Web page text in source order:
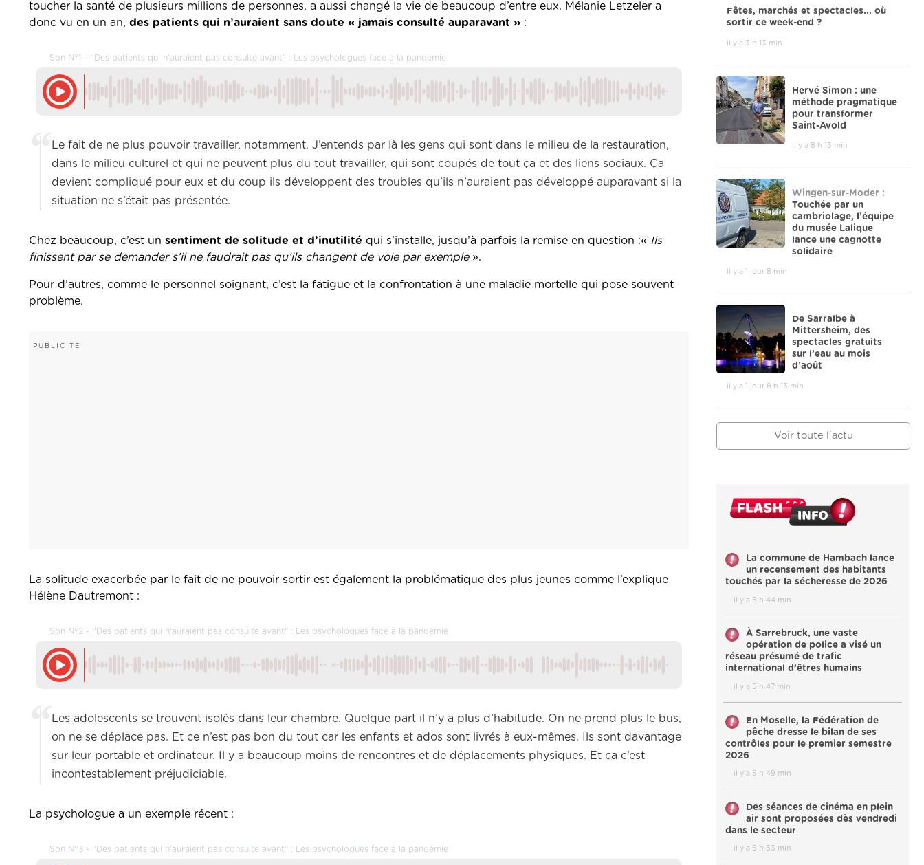
toucher la santé de plusieurs millions de personnes, a aussi changé la vie de beaucoup d’entre eux. Mélanie Letzeler a
donc vu en un an, des patients qui n’auraient sans doute « jamais consulté auparavant » :
Son N°1 - ''Des patients qui n'auraient pas consulté avant" : Les psychologues face à la pandémie
Le fait de ne plus pouvoir travailler, notamment. J’entends par là les gens qui sont dans le milieu de la restauration,
dans le milieu culturel et qui ne peuvent plus du tout travailler, qui sont coupés de tout ça et des liens sociaux. Ça
devient compliqué pour eux et du coup ils développent des troubles qu’ils n’auraient pas développé auparavant si la
situation ne s’était pas présentée.
Chez beaucoup, c’est un sentiment de solitude et d’inutilité qui s’installe, jusqu’à parfois la remise en question :« Ils
finissent par se demander s’il ne faudrait pas qu’ils changent de voie par exemple».
Pour d’autres, comme le personnel soignant, c’est la fatigue et la confrontation à une maladie mortelle qui pose souvent
problème.
La solitude exacerbée par le fait de ne pouvoir sortir est également la problématique des plus jeunes comme l’explique
Hélène Dautremont :
Son N°2 - ''Des patients qui n'auraient pas consulté avant" : Les psychologues face à la pandémie
Les adolescents se trouvent isolés dans leur chambre. Quelque part il n’y a plus d’habitude. On ne prend plus le bus,
on ne se déplace pas. Et ce n’est pas bon du tout car les enfants et ados sont livrés à eux-mêmes. Ils sont davantage
sur leur portable et ordinateur. Il y a beaucoup moins de rencontres et de déplacements physiques. Et ça c’est
incontestablement préjudiciable.
La psychologue a un exemple récent :
Son N°3 - ''Des patients qui n'auraient pas consulté avant" : Les psychologues face à la pandémie
Fêtes, marchés et spectacles... où
sortir ce week-end ?
il y a 3 h 13 min
Hervé Simon : une
méthode pragmatique
pour transformer
Saint-Avold
il y a 8 h 13 min
Wingen-sur-Moder :
Touchée par un
cambriolage, l’équipe
du musée Lalique
lance une cagnotte
solidaire
il y a 1 jour 8 min
De Sarralbe à
Mittersheim, des
spectacles gratuits
sur l’eau au mois
d’août
il y a 1 jour 8 h 13 min
Voir toute l'actu
La commune de Hambach lance
un recensement des habitants
touchés par la sécheresse de 2026
il y a 5 h 44 min
À Sarrebruck, une vaste
opération de police a visé un
réseau présumé de trafic
international d’êtres humains
il y a 5 h 47 min
En Moselle, la Fédération de
pêche dresse le bilan de ses
contrôles pour le premier semestre
2026
il y a 5 h 49 min
Des séances de cinéma en plein
air sont proposées dès vendredi
dans le secteur
il y a 5 h 53 min